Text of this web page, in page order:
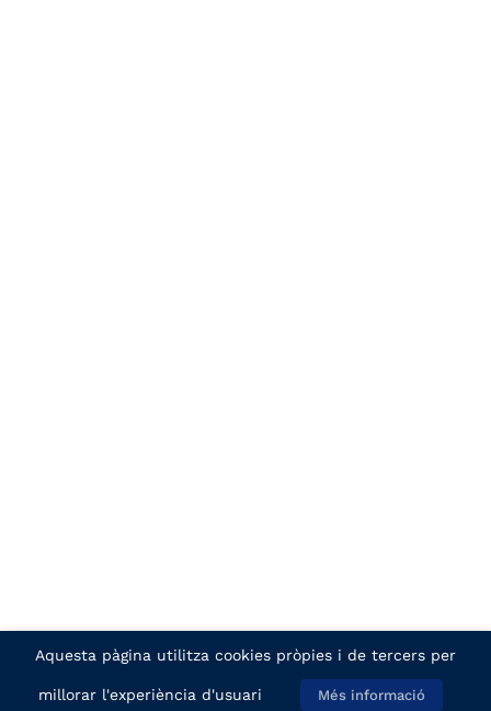
Aquesta pàgina utilitza cookies pròpies i de tercers per
millorar l'experiència d'usuari Més informació